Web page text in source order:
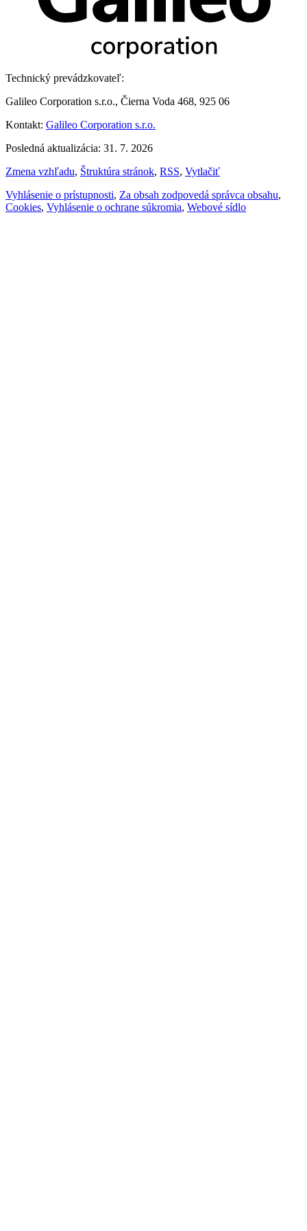
Technický prevádzkovateľ:
Galileo Corporation s.r.o., Čierna Voda 468, 925 06
Kontakt: Galileo Corporation s.r.o.
Posledná aktualizácia: 31. 7. 2026
Zmena vzhľadu, Štruktúra stránok, RSS, Vytlačiť
Vyhlásenie o prístupnosti, Za obsah zodpovedá správca obsahu,
Cookies, Vyhlásenie o ochrane súkromia, Webové sídlo